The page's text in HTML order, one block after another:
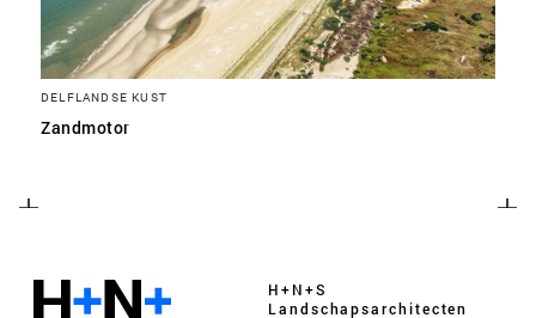
DELFLANDSE KUST
Zandmotor
H+N+S
Landschaps­architecten